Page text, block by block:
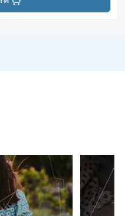
що загвинчується, в яку
слід уникати
та сечею.
– відкрутити зелений